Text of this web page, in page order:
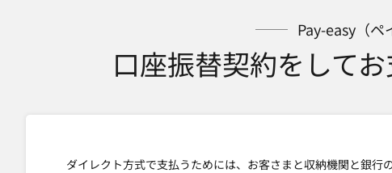
Pay-easy（
口座振替契約をして
ダイレクト方式で支払うためには、お客さまと収納機関と銀行